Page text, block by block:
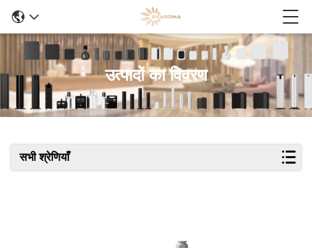
उत्पादों का विवरण
सभी श्रेणियाँ